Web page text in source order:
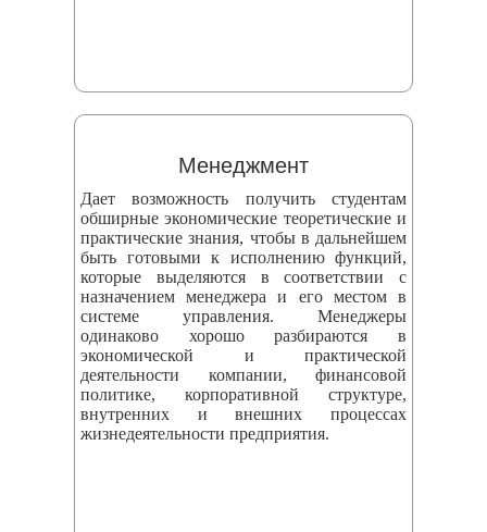
Менеджмент
Дает возможность получить студентам
обширные экономические теоретические и
практические знания, чтобы в дальнейшем
быть готовыми к исполнению функций,
которые выделяются в соответствии с
назначением менеджера и его местом в
системе управления. Менеджеры
одинаково хорошо разбираются в
экономической и практической
деятельности компании, финансовой
политике, корпоративной структуре,
внутренних и внешних процессах
жизнедеятельности предприятия.